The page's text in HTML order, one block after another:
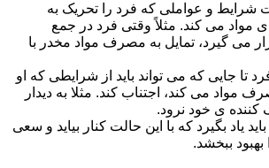
و عواملی که فرد را تحریک به
مواد می کند. مثلاً وقتی فرد در جمع
می گیرد، تمایل به مصرف مواد مخدر با
تا جایی که می تواند باید از شرایطی که او
مواد می کند، اجتناب کند. مثلا به دیدار
ی خود نرود.
یاد بگیرد که با این حالت کنار بیاید و سعی
ببخشد.